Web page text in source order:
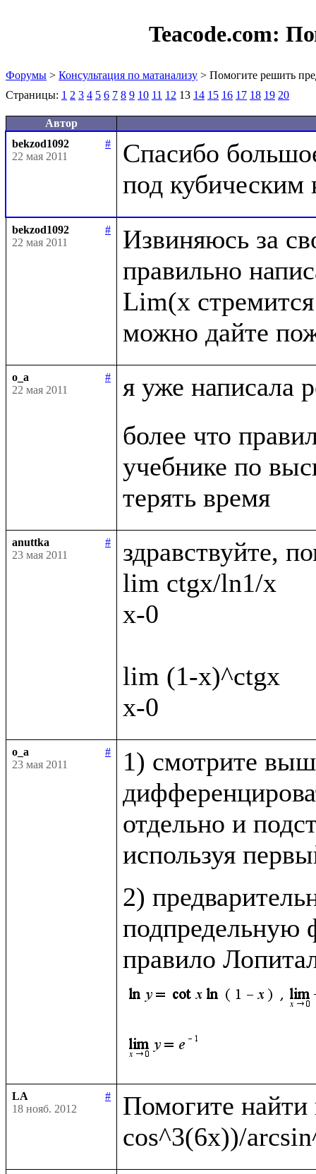
Teacode.com:
Форумы > Консультация по матанализу > Помогите решить
Страницы: 1 2 3 4 5 6 7 8 9 10 11 12 13 14 15 16 17 18 19 20
Автор
bekzod1092
#
22 мая 2011
Спасибо
bekzod1092
#
22 мая 2011
Извиняюсь за
правильно
Lim(x
o_a
#
22 мая 2011
я уже написала
более что
учебнике по
anuttka
#
23 мая 2011
здравствуйте,
lim ctgx/ln1/x
x-0
lim (1-x)^ctgx
o_a
#
23 мая 2011
1) смотрите
отдельно и
используя
2)
подпредельную
правило
LA
#
18 нояб. 2012
Помогите